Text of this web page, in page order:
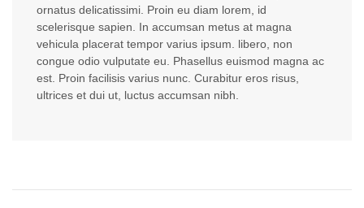
ornatus delicatissimi. Proin eu diam lorem, id
scelerisque sapien. In accumsan metus at magna
vehicula placerat tempor varius ipsum. libero, non
congue odio vulputate eu. Phasellus euismod magna ac
est. Proin facilisis varius nunc. Curabitur eros risus,
ultrices et dui ut, luctus accumsan nibh.